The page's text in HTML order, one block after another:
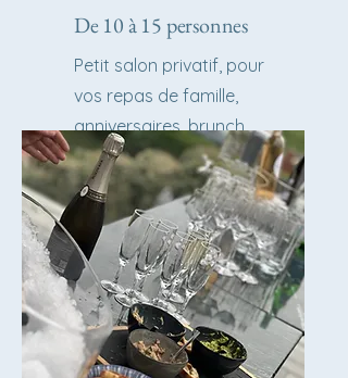
De 10 à 15 personnes
Petit salon privatif, pour
vos repas de famille,
anniversaires, brunch,
réunion d'affaire...